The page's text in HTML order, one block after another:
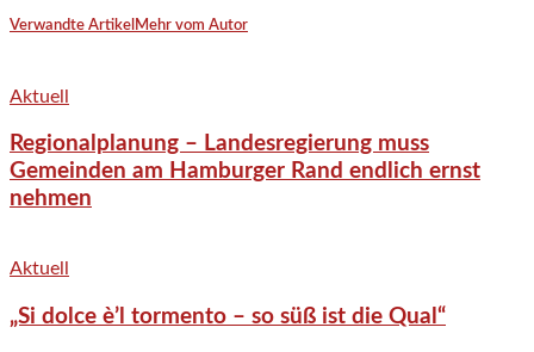
Verwandte Artikel Mehr vom Autor
Aktuell
Regionalplanung – Landesregierung muss
Gemeinden am Hamburger Rand endlich ernst
nehmen
Aktuell
„Si dolce è’l tormento – so süß ist die Qual“